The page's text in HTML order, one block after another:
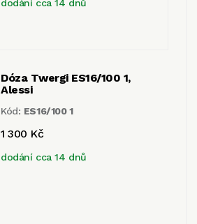
dodání cca 14 dnů
Dóza Twergi ES16/100 1,
Alessi
Kód: ES16/100 1
1 300 Kč
dodání cca 14 dnů